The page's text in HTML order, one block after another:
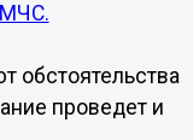
МЧС.
обстоятельства
проведет и